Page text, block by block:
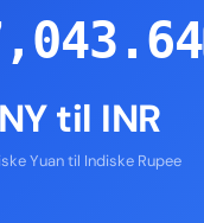
til INR
Yuan til Indiske Rupee